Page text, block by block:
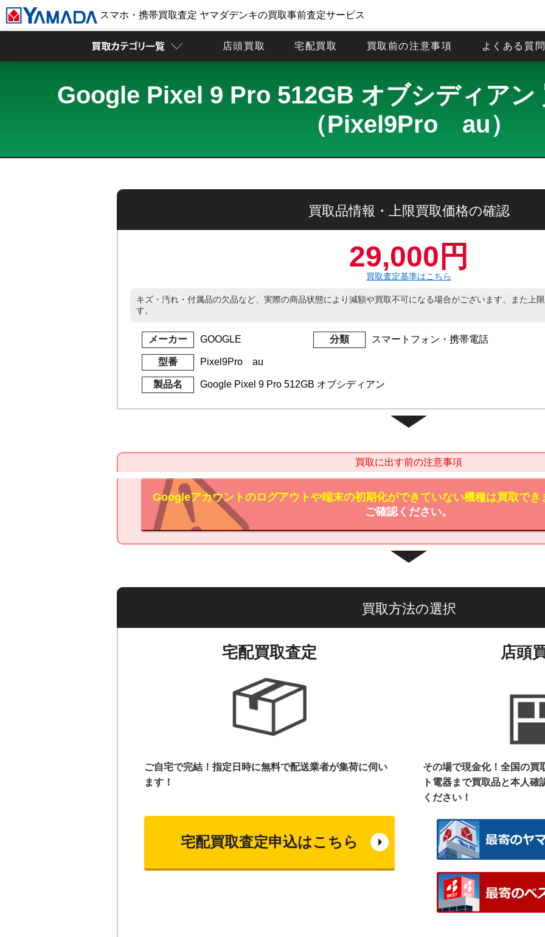
スマホ・携帯買取査定 ヤマダデンキの買取事前査定サービス
店頭買取 宅配買取 買取前の注意事項 よくある質
Google Pixel 9 Pro 512GB オブシディアン
（Pixel9Pro au）
買取品情報・上限買取価格の確認
29,000円
買取査定基準はこちら
キズ・汚れ・付属品の欠品など、実際の商品状態により減額や買取不可になる場合がございます。また上
す。
メーカー GOOGLE 分類 スマートフォン・携帯電話
型番 Pixel9Pro au
製品名 Google Pixel 9 Pro 512GB オブシディアン
買取に出す前の注意事項
Googleアカウントのログアウトや端末の初期化ができていない機種は買取でき
ご確認ください。
買取方法の選択
宅配買取査定
ご自宅で完結！指定日時に無料で配送業者が集荷に伺い
ます！
宅配買取査定申込はこちら
店頭
その場で現金化！全国の買
ト電器まで買取品と本人確
ください！